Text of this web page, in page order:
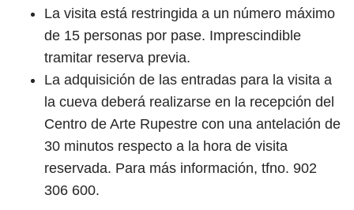
La visita está restringida a un número máximo
de 15 personas por pase. Imprescindible
tramitar reserva previa.
La adquisición de las entradas para la visita a
la cueva deberá realizarse en la recepción del
Centro de Arte Rupestre con una antelación de
30 minutos respecto a la hora de visita
reservada. Para más información, tfno. 902
306 600.